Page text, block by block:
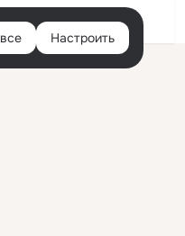
Войти
Настроить